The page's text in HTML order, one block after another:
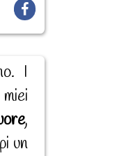
I
,
un